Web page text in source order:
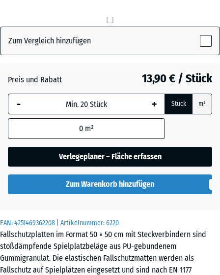
EAN:4251469362208 | Artikelnummer:6220
Fallschutzplatten im Format 50 × 50 cm mit Steckverbindern sind
stoßdämpfende Spielplatzbeläge aus PU-gebundenem
Gummigranulat. Die elastischen Fallschutzmatten werden als
Fallschutz auf Spielplätzen eingesetzt und sind nach EN 1177
Himmelblau(active)
Grasgrün - 1,80 €
Sandbeige + 0,40 €
Ziegelrot - 2,70 €
x
500
Die gewählte, blau
umrandete
Abmessung wird
Produktdaten nicht
anders angegeben)
für die
Bedarfsberechnung
x
50
x 4
cm
Zum Vergleich hinzufügen
Preis und Rabatt 13,90 € / Stück
- + Stück m²
0 m²
Verlegeplaner – Fläche erfassen
Zum Warenkorb hinzufügen